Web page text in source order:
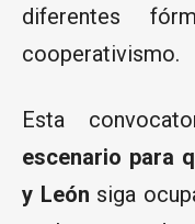
diferentes
cooperativismo.
Esta
escenario para
y León siga